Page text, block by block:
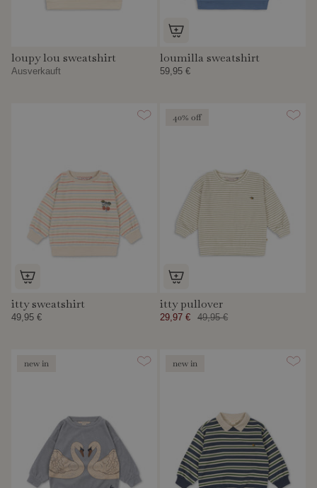
loupy lou sweatshirt
Ausverkauft
loumilla sweatshirt
59,95 €
itty sweatshirt
49,95 €
40% off
itty pullover
29,97 € 49,95 €
new in new in